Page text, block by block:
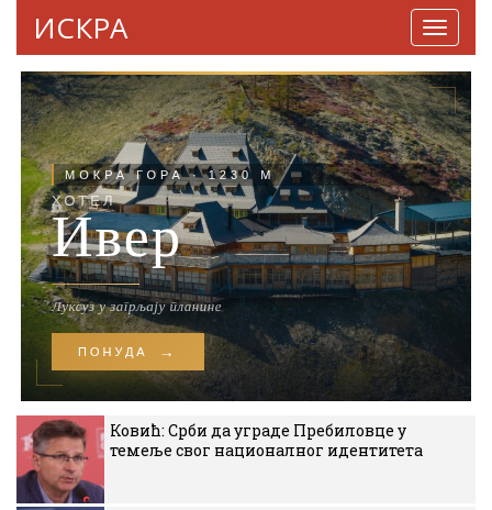
ИСКРА
Ковић: Срби да уграде Пребиловце у
темеље свог националног идентитета